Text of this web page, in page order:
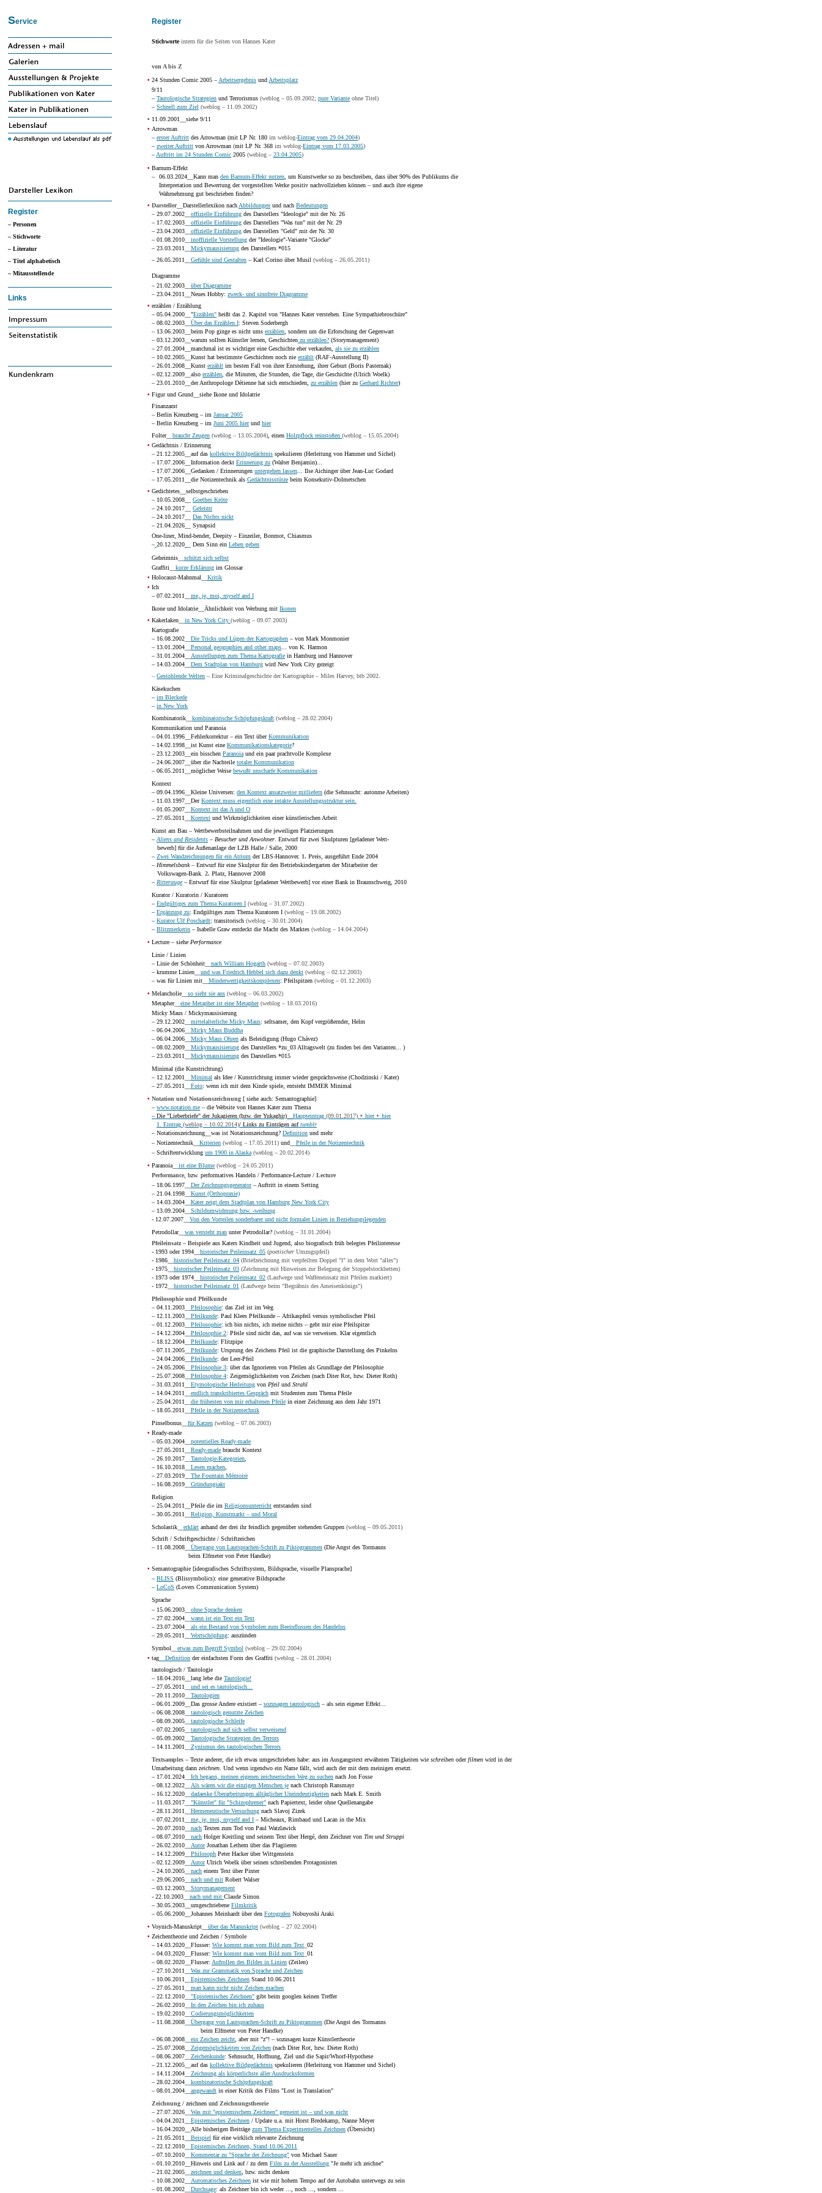
Service Register
Register
– Personen
– Stichworte
– Literatur
– Titel alphabetisch
– Mitausstellende
Links
Stichworteintern für die Seiten von Hannes Kater
von A bis Z
• 24 Stunden Comic 2005 – Arbeitsergebnis und Arbeitsplatz
9/11
– Tautologische Strategien und Terrorismus (weblog – 05.09.2002; pure Variante ohne Titel)
– Schnell zum Ziel (weblog – 11.09.2002)
• 11.09.2001__siehe 9/11
• Arrowman
– erster Auftritt des Arrowman (mit LP Nr. 180 im weblog-Eintrag vom 29.04.2004)
– zweiter Auftritt von Arrowman (mit LP Nr. 368 im weblog-Eintrag vom 17.03.2005)
– Auftritt im 24 Stunden Comic 2005 (weblog – 23.04.2005)
• Barnum-Effekt
–
06.03.2024__Kann man den Barnum-Effekt nutzen , um Kunstwerke so zu beschreiben, dass über 90% des Publikums die
Interpretation und Bewertung der vorgestellten Werke positiv nachvollziehen können – und auch ihre eigene
Wahrnehmung gut beschrieben finden?
• Darsteller__Darstellerlexikon nach Abbildungen und nach Bedeutungen
– 29.07.2002__ offizielle Einführung des Darstellers "Ideologie" mit der Nr. 26
– 17.02.2003__ offizielle Einführung des Darstellers "Was tun" mit der Nr. 29
– 23.04.2003__ offizielle Einführung des Darstellers "Geld" mit der Nr. 30
– 01.08.2010__ inoffizielle Vorstellung der "Ideologie"-Variante "Glocke"
– 23.03.2011__ Mickymausisierung des Darstellers *015
– 26.05.2011__ Gefühle sind Gestalten – Karl Corino über Musil (weblog – 26.05.2011)
Diagramme
– 21.02.2003__ über Diagramme
– 23.04.2011__Neues Hobby: zweck- und sinnfreie Diagramme
• erzählen / Erzählung
– 05.04.2000__"Erzählen" heißt das 2. Kapitel von "Hannes Kater verstehen. Eine Sympathiebroschüre"
– 08.02.2003__ Über das Erzählen I: Steven Soderbergh
– 13.06.2003__beim Pop ginge es nicht ums erzählen , sondern um die Erforschung der Gegenwart
– 03.12.2003__warum sollten Künstler lernen, Geschichten zu erzählen? (Storymanagement)
– 27.01.2004__manchmal ist es wichtiger eine Geschichte eher verkaufen, als sie zu erzählen
– 10.02.2005__Kunst hat bestimmte Geschichten noch nie erzählt (RAF-Ausstellung II)
– 26.01.2008__Kunst erzählt im besten Fall von ihrer Entstehung, ihrer Geburt (Boris Pasternak)
– 02.12.2009__also erzählen , die Minuten, die Stunden, die Tage, die Geschichte (Ulrich Woelk)
– 23.01.2010__der Anthropologe Détienne hat sich entschieden, zu erzählen (hier zu Gerhard Richter)
• Figur und Grund__siehe Ikone und Idolatrie
Finanzamt
– Berlin Kreuzberg – im Januar 2005
– Berlin Kreuzberg – im Juni 2005 hierund hier
Folter__ braucht Zeugen (weblog – 13.05.2004) , einen Holzpflock reinstoßen (weblog – 15.05.2004)
• Gedächtnis / Erinnerung
– 21.12.2005__auf das kollektive Bildgedächtnis spekulieren (Herleitung von Hammer und Sichel)
– 17.07.2006__Information deckt Erinnerung zu (Walter Benjamin)...
– 17.07.2006__Gedanken / Erinnerungen untergehen lassen ... Ilse Aichinger über Jean-Luc Godard
– 17.05.2011__die Notizentechnik als Gedächtnisstütze beim Konsekutiv-Dolmetschen
• Gedichtetes__selbstgeschrieben
– 10.05.2008__ Goethes Kröte
– 24.10.2017__ Geleimt
– 24.10.2017__ Das Nichts nickt
– 21.04.2026__ Synapsid
One-liner, Mind-bender, Deepity – Einzeiler, Bonmot, Chiasmus
– 20.12.2020 _ Dem Sinn ein Leben geben
Geheimnis__ schützt sich selbst
Graffiti__ kurze Erklärung im Glossar
• Holocaust-Mahnmal__ Kritik
• Ich
– 07.02.2011__ me, je, moi, myself and I
Ikone und Idolatrie__Ähnlichkeit von Werbung mit Ikonen
• Kakerlaken__ in New York City (weblog – 09.07.2003)
Kartografie
– 16.08.2002__ Die Tricks und Lügen der Kartographen – von Mark Monmonier
– 13.01.2004__ Personal geographies and other maps ... von K. Harmon
– 31.01.2004__ Ausstellungen zum Thema Kartografie in Hamburg und Hannover
– 14.03.2004__ Dem Stadtplan von Hamburg wird New York City gezeigt
– Gestohlende Welten – Eine Kriminalgeschichte der Kartographie – Miles Harvey, btb 2002.
Käsekuchen
– im Bleckede
– in New York
Kombinatorik__ kombinatorische Schöpfungskraft (weblog – 28.02.2004)
Kommunikation und Paranoia
– 04.01.1996__Fehlerkorrektur – ein Text überKommunikation
– 14.02.1998__ist Kunst eine Kommunikationskategorie?
– 23.12.2003__ein bisschen Paranoia und ein paar prachtvolle Komplexe
– 24.06.2007__über die Nachteile totaler Kommunikation
– 06.05.2011__möglicher Weise bewußt unscharfe Kommunikation
Kontext
– 09.04.1996__Kleine Universen: den Kontext ansatzweise mitliefern (die Sehnsucht: autonme Arbeiten)
– 11.03.1997__DerKontext muss eigentlich eine intakte Ausstellungsstruktur sein.
– 01.05.2007__ Kontext ist das A und O
– 27.05.2011__ Kontext und Wirkmöglichkeiten einer künstlerischen Arbeit
Kunst am Bau – Wettbewerbsteilnahmen und die jeweiligen Platzierungen
– Aliens and Residents – Besucher und Anwohner . Entwurf für zwei Skulpturen [geladener Wett-
bewerb] für die Außenanlage der LZB Halle / Salle, 2000
– Zwei Wandzeichnungen für ein Atrium der LBS-Hannover. 1. Preis , ausgeführt Ende 2004
– Himmelsbank– Entwurf für eine Skulptur für den Betriebskindergarten der Mitarbeiter der
Volkswagen-Bank. 2. Platz, Hannover 2008
– Ritterauge– Entwurf für eine Skulptur [geladener Wettbewerb] vor einer Bank in Braunschweig, 2010
Kurator / Kuratorin / Kuratoren
– Endgültiges zum Thema Kuratoren I (weblog – 31.07.2002)
– Ergänzung zu: Endgültiges zum Thema Kuratoren I (weblog – 19.08.2002)
– Kurator Ulf Poschardt: transitorisch (weblog – 30.01.2004)
– Blitzmerkerin – Isabelle Graw entdeckt die Macht des Marktes (weblog – 14.04.2004)
• Lecture – siehe Performance
Linie / Linien
– Linie der Schönheit__ nach William Hogarth (weblog – 07.02.2003)
– krumme Linien__ und was Friedrich Hebbel sich dazu denkt (weblog – 02.12.2003)
– was für Linien mit__ Minderwertigkeitskomplexen: Pfeilspitzen (weblog – 01.12.2003)
• Melancholie__ so sieht sie aus (weblog – 06.03.2002)
Metapher__ eine Metapher ist eine Metapher (weblog – 18.03.2016)
Micky Maus / Mickymausisierung
– 29.12.2002__ mittelalterliche Micky Maus: seltsamer, den Kopf vergrößernder, Helm
– 06.04.2006__ Micky Maus Buddha
– 06.04.2006__ Micky Maus Ohren als Beleidigung (Hugo Chávez)
– 08.02.2009__ Mickymausisierung des Darstellers *zu_03 Alltagswelt (zu finden bei den Varianten... )
– 23.03.2011__ Mickymausisierung des Darstellers *015
Minimal (die Kunstrichtung)
– 12.12.2001__ Minimal als Idee / Kunstrichtung immer wieder gesprächsweise (Chodzinski / Kater)
– 27.05.2011__ Foto: wenn ich mit dem Kinde spiele, entsteht IMMER Minimal
• Notation und Notationszeichnung [ siehe auch: Semantographie]
– www.notation.me – die Website von Hannes Kater zum Thema
– Die "Lieberbriefe" der Jukagieren (bzw. der Yukaghir)__ Haupteintrag (09.01.2017) + hier+ hier
1. Eintrag (weblog – 10.02.2014)/ Links zu Einträgen auftumblr
– Notationszeichnung__was ist Notationszeichnung? Definition und mehr
– Notizentechnik__ Kriterien (weblog – 17.05.2011) und__ Pfeile in der Notizentechnik
– Schriftentwicklung um 1900 in Alaska (weblog – 20.02.2014)
• Paranoia__ ist eine Blume (weblog – 24.05.2011)
Performance , bzw. performatives Handeln / Performance-Lecture / Lecture
– 18.06.1997__ Der Zeichnungsgenerator– Auftritt in einem Setting
– 21.04.1998__ Kunst (Orthopraxie)
– 14.03.2004__ Kater zeigt dem Stadtplan von Hamburg New York City
– 13.09.2004__ Schildumwidmung bzw. -weihung
- 12.07.2007__ Von den Vorteilen sonderbarer und nicht formaler Linien in Beziehungslegenden
Petrodollar__ was versteht man unter Petrodollar? (weblog – 31.01.2004)
Pfeileinsatz– Beispiele aus Katers Kindheit und Jugend, also biografisch früh belegtes Pfeilinteresse
- 1993 oder 1994__ historischer Peileinsatz_05 (poetischer Umzugspfeil)
- 1986__ historischer Peileinsatz_04 (Briefzeichnung mit verpfeilten Doppel "l" in dem Wort "alles")
- 1975__ historischer Peileinsatz_03 (Zeichnung mit Hinweisen zur Belegung der Stoppelstockbetten)
- 1973 oder 1974__ historischer Peileinsatz_02 (Laufwege und Waffeneinsatz mit Pfeilen markiert)
- 1972__ historischer Peileinsatz_01 (Laufwege beim "Begräbnis des Ameisenkönigs")
Pfeilosophie und Pfeilkunde
– 04.11.2003__ Pfeilosophie: das Ziel ist im Weg
– 12.11.2003__ Pfeilkunde: Paul Klees Pfeilkunde – Afrikaspfeil versus symbolischer Pfeil
– 01.12.2003__ Pfeilosophie: ich bin nichts, ich meine nichts – gebt mir eine Pfeilspitze
– 14.12.2004__ Pfeilosophie 2: Pfeile sind nicht das, auf was sie verweisen. Klar eigentlich
– 18.12.2004__ Pfeilkunde: Flitzpipe
– 07.11.2005__ Pfeilkunde: Ursprung des Zeichens Pfeil ist die graphische Darstellung des Pinkelns
– 24.04.2006__ Pfeilkunde: der Leer-Pfeil
– 24.05.2006__ Pfeilosophie 3: über das Ignorieren von Pfeilen als Grundlage der Pfeilosophie
– 25.07.2008__ Pfeilosophie 4: Zeigemöglichkeiten von Zeichen (nach Diter Rot, bzw. Dieter Roth)
– 31.03.2011__ Etymologische Herleitung von Pfeil und Strahl
– 14.04.2011__ endlich transkribiertes Gespräch mit Studenten zum Thema Pfeile
– 25.04.2011__ die frühesten von mir erhaltenen Pfeile in einer Zeichnung aus dem Jahr 1971
– 18.05.2011__ Pfeile in der Notizentechnik
Pinselbonus__ für Katzen (weblog – 07.06.2003)
• Ready-made
– 05.03.2004__ potentielles Ready-made
– 27.05.2011__ Ready-made braucht Kontext
– 26.10.2017__ Tautologie-Kategorien
– 16.10.2018__ Lesen machen
– 27.03.2019__ The Fountain Mémoire
– 16.08.2019__ Gründungsakt
Religion
– 25.04.2011__Pfeile die im Religionsunterricht entstanden sind
– 30.05.2011__ Religion, Kunstmarkt – und Moral
Scholastik__ erklärt anhand der drei ihr feindlich gegenüber stehenden Gruppen (weblog – 09.05.2011)
Schrift / Schriftgeschichte / Schriftzeichen
– 11.08.2008__ Übergang von Lautsprachen-Schrift zu Piktogrammen (Die Angst des Tormanns
beim Elfmeter von Peter Handke)
• Semantographie [ideografisches Schriftsystem, Bildsprache, visuelle Plansprache]
– BLISS (Blissymbolics): eine generative Bildsprache
– LoCoS (Lovers Communication System)
Sprache
– 15.06.2003__ ohne Sprache denken
– 27.02.2004__ wann ist ein Text ein Text
– 23.07.2004__ als ein Bestand von Symbolen zum Beeinflussen des Handelns
– 29.05.2011__ Wortschöpfung: auszünden
Symbol__ etwas zum Begriff Symbol (weblog – 29.02.2004)
• tag __Definition der einfachsten Form des Graffiti (weblog – 28.01.2004)
tautologisch / Tautologie
– 18.04.2016__lang lebe die Tautologie!
– 27.05.2011__ und sei es tautologisch...
– 20.11.2010__ Tautologien
– 06.01.2009__Das grosse Andere existiert – sozusagen tautologisch – als sein eigener Effekt...
– 06.08.2008__ tautologisch genutzte Zeichen
– 08.09.2005__ tautologische Schleife
– 07.02.2005__ tautologisch auf sich selbst verweisend
– 05.09.2002__ Tautologische Strategien des Terrors
– 14.11.2001__ Zynismus des tautologischen Terrors
Textsamples – Texte anderer, die ich etwas umgeschrieben habe: aus im Ausgangstext erwähnten Tätigkeiten wie schreiben oderfilmen wird in der
Umarbeitung dann zeichnen . Und wenn irgendwo ein Name fällt, wird auch der mit dem meinigen ersetzt.
– 17.01.2024__ Ich begann, meinen eigenen zeichnerischen Weg zu suchen nach Jon Fosse
– 08.12.2022__ Als wären wir die einzigen Menschen je nach Christoph Ransmayr
– 16.12.2020__ dadaeske Überarbeitungen alltäglicher Uneindeutigkeiten nach Mark E. Smith
– 11.03.2017__ "Künstler" für "Schizophrener" nach Papiertext, leider ohne Quellenangabe
– 28.11.2011__ Hermeneutische Versuchung nach Slavoj Zizek
– 07.02.2011__ me, je, moi, myself and I – Micheaux, Rimbaud und Lacan in the Mix
– 20.07.2010__ nach Texten zum Tod von Paul Watzlawick
– 08.07.2010__ nach Holger Kreitling und seinem Text über Hergé, dem Zeichner von Tim und Struppi
– 26.02.2010__ AutorJonathan Lethem über das Plagiieren
– 14.12.2009__ Philosoph Peter Hacker über Wittgenstein
– 02.12.2009__ AutorUlrich Woelk über seinen schreibenden Protagonisten
– 24.10.2005__ nach einem Text über Pinter
– 29.06.2005__ nach und mit Robert Walser
– 03.12.2003__ Storymanagement
- 22.10.2003__ nach und mit Claude Simon
– 30.05.2003__umgeschriebene Filmkritik
– 05.06.2000__Johannes Meinhardt über den Fotografen Nobuyoshi Araki
• Voynich-Manuskript__ über das Manuskript (weblog – 27.02.2004)
• Zeichentheorie und Zeichen / Symbole
– 14.03.2020__Flusser: Wie kommt man vom Bild zum Text _02
– 04.03.2020__Flusser: Wie kommt man vom Bild zum Text _01
– 08.02.2020__Flusser: Aufrollen des Bildes in Linien (Zeilen)
– 27.10.2011__ Was zur Grammatik von Sprache und Zeichen
– 10.06.2011__ Epistemisches Zeichnen Stand 10.06.2011
– 27.05.2011__ man kann nicht nicht Zeichen machen
– 22.12.2010__ "Epistemisches Zeichnen" gibt beim googlen keinen Treffer
– 26.02.2010__ In den Zeichen bin ich zuhaus
– 19.02.2010__ Codierungsmöglichkeiten
– 11.08.2008__ Übergang von Lautsprachen-Schrift zu Piktogrammen (Die Angst des Tormanns
beim Elfmeter von Peter Handke)
– 06.08.2008__ ein Zeichen zeicht , aber mit "z"! – sozusagen kurze Künstlertheorie
– 25.07.2008__ Zeigemöglichkeiten von Zeichen (nach Diter Rot, bzw. Dieter Roth)
– 08.06.2007__ Zeichenkunde: Sehnsucht, Hoffnung, Ziel und die Sapir/Whorf-Hypothese
– 21.12.2005__auf das kollektive Bildgedächtnis spekulieren (Herleitung von Hammer und Sichel)
– 14.11.2004__ Zeichnung als körperlichste aller Ausdrucksformen
– 28.02.2004__ kombinatorische Schöpfungskraft
– 08.01.2004__ angewandt in einer Kritik des Films "Lost in Translation"
Zeichnung / zeichnen und Zeichnungstheorie
– 27.07.2026__ Was mit "epistemischem Zeichnen" gemeint ist – und was nicht
– 04.04.2021__ Epistemisches Zeichnen / Update u.a. mit Horst Bredekamp, Nanne Meyer
– 16.04.2020__Alle bisherigen Beiträge zum Thema Experimentelles Zeichnen (Übersicht)
– 21.05.2011__ Beispiel für eine wirklich relevante Zeichnung
– 22.12.2010__ Epistemisches Zeichnen, Stand 10.06.2011
– 07.10.2010__ Kommentar zu "Sprache der Zeichnung" von Michael Sauer
– 01.10.2010__Hinweis und Link auf / zu dem Film zu der Ausstellung "Je mehr ich zeichne"
– 21.02.2005__ zeichnen und denken , bzw. nicht denken
– 10.08.2002__ Automatisches Zeichnen ist wie mit hohem Tempo auf der Autobahn unterwegs zu sein
– 01.08.2002__ Durchsage: als Zeichner bin ich weder ..., noch ..., sondern ...